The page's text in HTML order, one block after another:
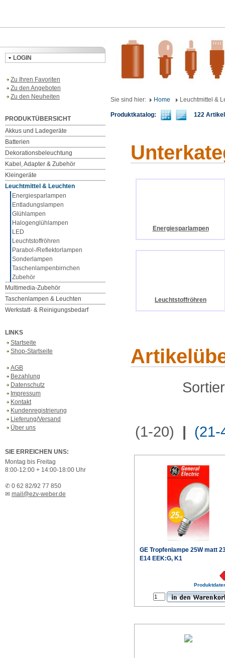
LOGIN
Zu Ihren Favoriten
Zu den Angeboten
Zu den Neuheiten
PRODUKTÜBERSICHT
Akkus und Ladegeräte
Batterien
Dekorationsbeleuchtung
Kabel, Adapter & Zubehör
Kleingeräte
Leuchtmittel & Leuchten
Energiesparlampen
Entladungslampen
Glühlampen
Halogenglühlampen
LED
Leuchtstoffröhren
Parabol-/Reflektorlampen
Sonderlampen
Taschenlampenbirnchen
Zubehör
Multimedia-Zubehör
Taschenlampen & Leuchten
Werkstatt- & Reinigungsbedarf
LINKS
Startseite
Shop-Startseite
AGB
Bezahlung
Datenschutz
Impressum
Kontakt
Kundenregistrierung
Lieferung/Versand
Über uns
SIE ERREICHEN UNS:
Montag bis Freitag
8:00-12:00 + 14:00-18:00 Uhr
✆ 0 62 82/92 77 850
✉ mail@ezv-weber.de
Sie sind hier: Home Leuchtmittel &
Produktkatalog: 122 Artikel
Energiesparlampen
Leuchtstoffröhren
(1-20) | (21-
GE Tropfenlampe 25W matt
E14 EEK:G, K1
€